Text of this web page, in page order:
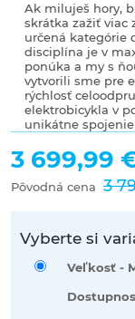
Ak miluješ hory,
skrátka zažiť viac
určená kategórie
disciplína je v
ponúka a my s
vytvorili sme pre
rýchlosť
elektrobicykla v
unikátne
3 699,99
Pôvodná cena 3
Vyberte si
Veľkosť -